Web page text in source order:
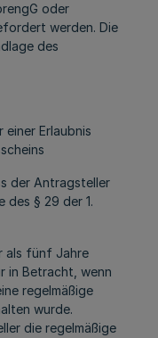
oder
werden. Die
des
einer Erlaubnis
der Antragsteller
des § 29 der 1.
als fünf Jahre
in Betracht, wenn
regelmäßige
wurde.
die regelmäßige